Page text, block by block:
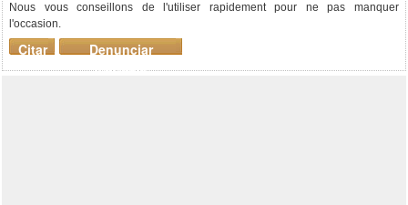
Nous vous conseillons de l'utiliser rapidement pour ne pas manquer
l'occasion.
Denunciar
mensaje
Citar